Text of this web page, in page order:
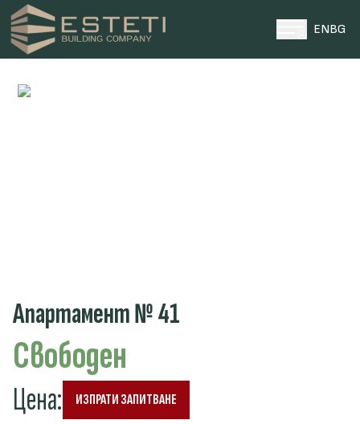
ENBG
Апартамент № 41
Свободен
Цена: ИЗПРАТИ ЗАПИТВАНЕ